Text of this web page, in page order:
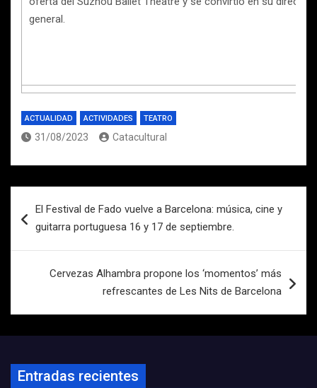
general.
ACTUALIDAD ACTIVIDADES TEATRO
31/08/2023 Catacultural
de
El Festival de Fado vuelve a Barcelona: música, cine y
guitarra portuguesa 16 y 17 de septiembre.
Cervezas Alhambra propone los ‘momentos’ más
refrescantes de Les Nits de Barcelona
Entradas recientes